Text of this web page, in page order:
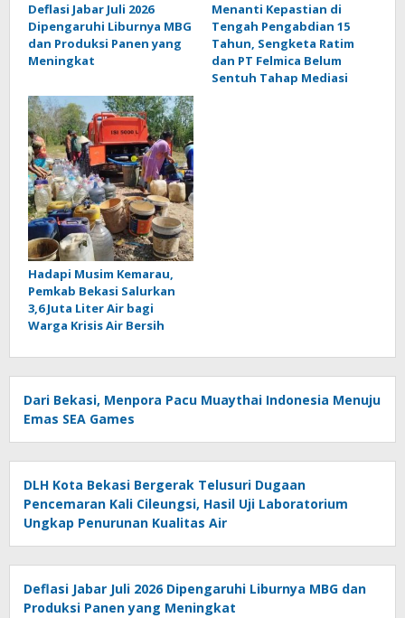
Deflasi Jabar Juli 2026
Dipengaruhi Liburnya MBG
dan Produksi Panen yang
Meningkat
Menanti Kepastian di
Tengah Pengabdian 15
Tahun, Sengketa Ratim
dan PT Felmica Belum
Sentuh Tahap Mediasi
Hadapi Musim Kemarau,
Pemkab Bekasi Salurkan
3,6 Juta Liter Air bagi
Warga Krisis Air Bersih
Dari Bekasi, Menpora Pacu Muaythai Indonesia Menuju
Emas SEA Games
DLH Kota Bekasi Bergerak Telusuri Dugaan
Pencemaran Kali Cileungsi, Hasil Uji Laboratorium
Ungkap Penurunan Kualitas Air
Deflasi Jabar Juli 2026 Dipengaruhi Liburnya MBG dan
Produksi Panen yang Meningkat